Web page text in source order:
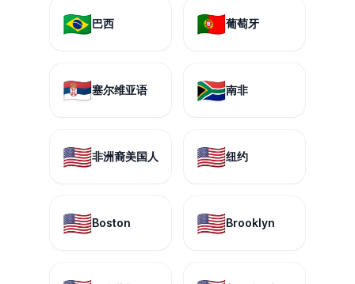
🇧🇷巴西 🇵🇹葡萄牙
🇷🇸塞尔维亚语 🇿🇦南非
🇺🇸非洲裔美国人 🇺🇸纽约
🇺🇸Boston 🇺🇸Brooklyn